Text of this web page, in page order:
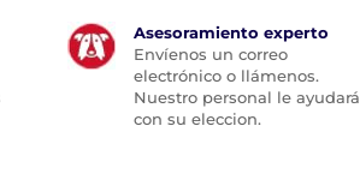
Asesoramiento experto
Envíenos un correo
electrónico o llámenos.
Nuestro personal le ayudará
con su eleccion.